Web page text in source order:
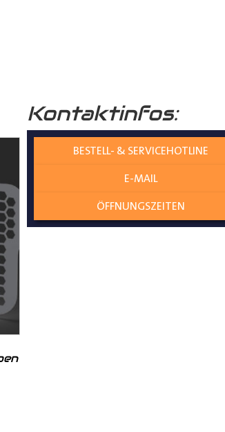
vor Beschädigungen zu schützen. Sie verleiht
Kontaktinfos:
BESTELL- & SERVICEHOTLINE
E-MAIL
ÖFFNUNGSZEITEN